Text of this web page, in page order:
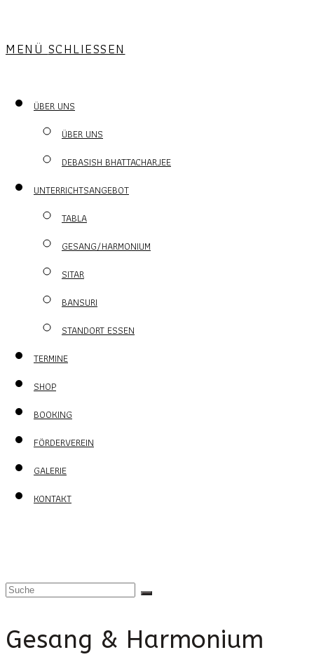
MENÜ SCHLIESSEN
ÜBER UNS
ÜBER UNS
DEBASISH BHATTACHARJEE
UNTERRICHTSANGEBOT
TABLA
GESANG/HARMONIUM
SITAR
BANSURI
STANDORT ESSEN
TERMINE
SHOP
BOOKING
FÖRDERVEREIN
GALERIE
KONTAKT
Gesang & Harmonium